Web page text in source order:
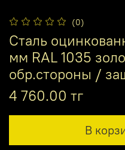
(0)
Сталь
мм RAL 1035
обр.стороны /
4 760.00 тг
В